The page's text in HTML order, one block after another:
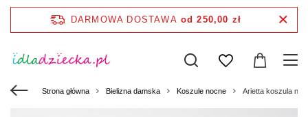
DARMOWA DOSTAWA od 250,00 zł
Strona główna Bielizna damska Koszule nocne Arietta koszula